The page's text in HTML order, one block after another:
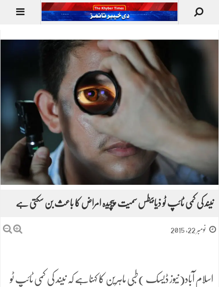
نیند کی کمی ٹائپ ٹو ذیابیطس سمیت پیچیدہ امراض کا باعث بن سکتی ہے
نومبر 22, 2015
اسلام آباد(نیوز ڈیسک )طبی ماہرین کا کہناہے کہ نیند کی کمی ٹائپ ٹو